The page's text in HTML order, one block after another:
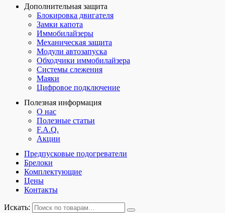
Дополнительная защита
Блокировка двигателя
Замки капота
Иммобилайзеры
Механическая защита
Модули автозапуска
Обходчики иммобилайзера
Системы слежения
Маяки
Цифровое подключение
Полезная информация
О нас
Полезные статьи
F.A.Q.
Акции
Предпусковые подогреватели
Брелоки
Комплектующие
Цены
Контакты
Искать: